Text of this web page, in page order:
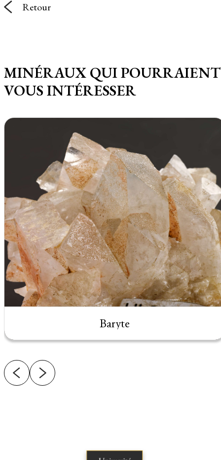
Retour
MINÉRAUX QUI POURRAIENT
VOUS INTÉRESSER
Baryte